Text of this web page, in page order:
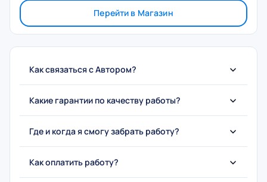
Перейти в Магазин
Как связаться с Автором?
Какие гарантии по качеству работы?
Где и когда я смогу забрать работу?
Как оплатить работу?